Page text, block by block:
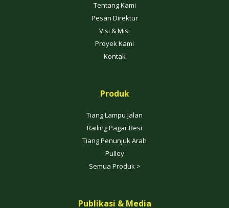
Tentang Kami
Pesan Direktur
Visi & Misi
Proyek Kami
Kontak
Produk
Tiang Lampu Jalan
Railing Pagar Besi
Tiang Penunjuk Arah
Pulley
Semua Produk >
Publikasi & Media